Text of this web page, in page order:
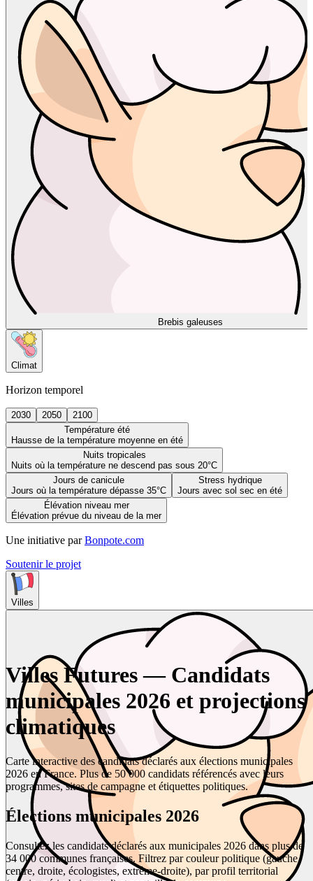
Brebis galeuses
Climat
Horizon temporel
2030 2050
2100
Température été
Hausse de la température moyenne en été
Nuits tropicales
Nuits où la température ne descend pas sous 20°C
Jours de canicule
Jours où la température dépasse 35°C
Stress hydrique
Jours avec sol sec en été
Élévation niveau mer
Élévation prévue du niveau de la mer
Une initiative par Bonpote.com
Soutenir le projet
Villes
Villes Futures — Candidats
municipales 2026 et projections
climatiques
Carte interactive des candidats déclarés aux élections municipales
2026 en France. Plus de 50 000 candidats référencés avec leurs
programmes, sites de campagne et étiquettes politiques.
Élections municipales 2026
Consultez les candidats déclarés aux municipales 2026 dans plus de
34 000 communes françaises. Filtrez par couleur politique (gauche,
centre, droite, écologistes, extrême-droite), par profil territorial